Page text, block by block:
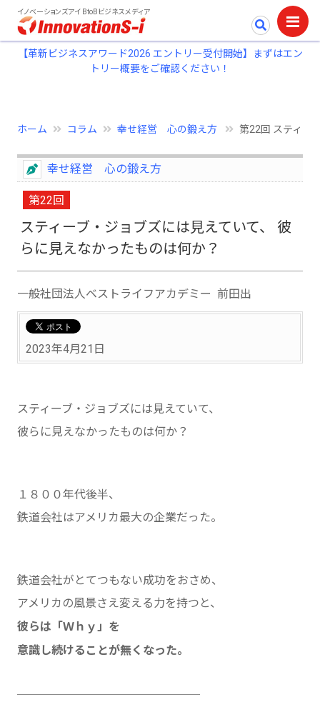
イノベーションズアイ BtoBビジネスメディア
【革新ビジネスアワード2026 エントリー受付開始】まずはエン
トリー概要をご確認ください！
ホーム コラム 幸せ経営 心の鍛え方 第22回 スティー
幸せ経営 心の鍛え方
第22回
スティーブ・ジョブズには見えていて、 彼
らに見えなかったものは何か？
一般社団法人ベストライフアカデミー 前田出
2023年4月21日
スティーブ・ジョブズには見えていて、
彼らに見えなかったものは何か？
１８００年代後半、
鉄道会社はアメリカ最大の企業だった。
鉄道会社がとてつもない成功をおさめ、
アメリカの風景さえ変える力を持つと、
彼らは「Ｗｈｙ」を
意識し続けることが無くなった。